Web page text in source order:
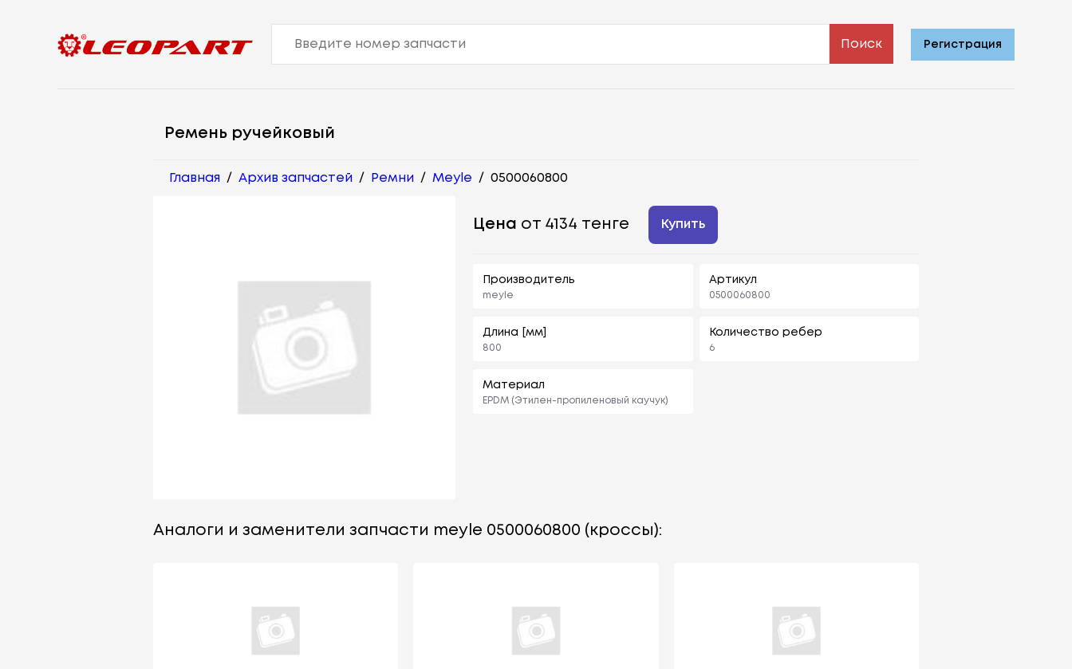
Поиск Регистрация
Ремень ручейковый
Главная / Архив запчастей / Ремни / Meyle / 0500060800
Цена от 4134 тенге Купить
Производитель
meyle
Артикул
0500060800
Длина [мм]
800
Количество ребер
6
Материал
EPDM (Этилен-пропиленовый каучук)
Аналоги и заменители запчасти meyle 0500060800 (кроссы):